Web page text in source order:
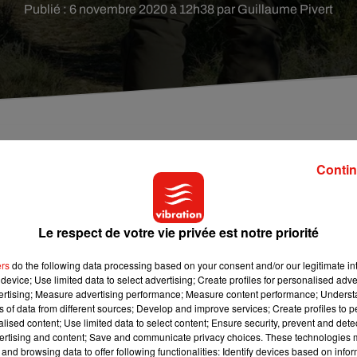
Publié : 6 novembre 2020 à 12h38 par Guillaume Pivert
et notamment les sangliers.
une dérogation au confinement pour les chasseurs
dans l’objectif de limiter les dégâts qu’elle cause
Les chevreuils sont, eux, responsables des
chasse en battue ou à l’affût du sanglier, du chevreuil et du
également autorisés ».
Le respect de votre vie privée est notre priorité
do the following data processing based on your consent and/or our legitimate
Use limited data to select advertising; Create profiles for personalised
Measure advertising performance; Measure content performance;
of data from different sources; Develop and improve services; Create profiles to
content; Use limited data to select content; Ensure security, prevent and
and content; Save and communicate privacy choices. These technologies
browsing data to offer following functionalities: Identify devices based on